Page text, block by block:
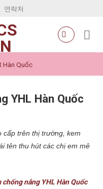
연락처
YHL Hàn Quốc
cấp trên thị trường, kem
tên thu hút các chị em mê
nắng YHL Hàn Quốc